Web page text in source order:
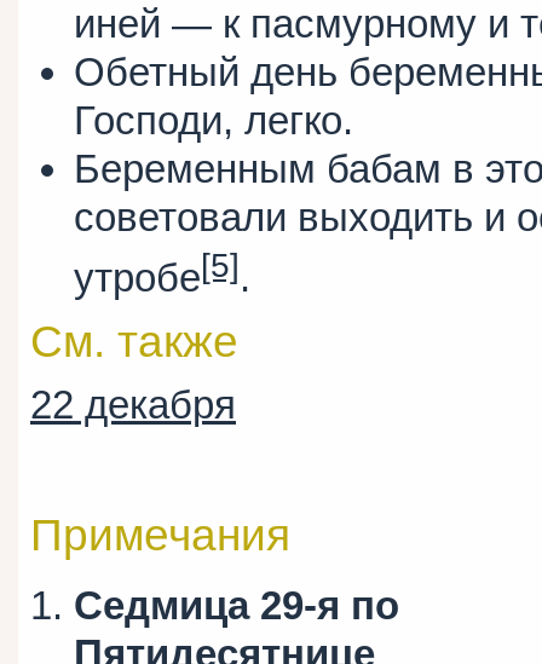
иней — к пасмурному и
Обетный день
Господи, легко.
Беременным бабам в
советовали выходить и
утробе[5].
См. также
22 декабря
Примечания
Седмица 29-я по
Пятидесятнице